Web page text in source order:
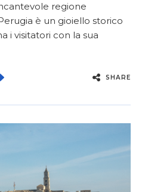
regione
è un gioiello storico
i visitatori con la sua
SHARE